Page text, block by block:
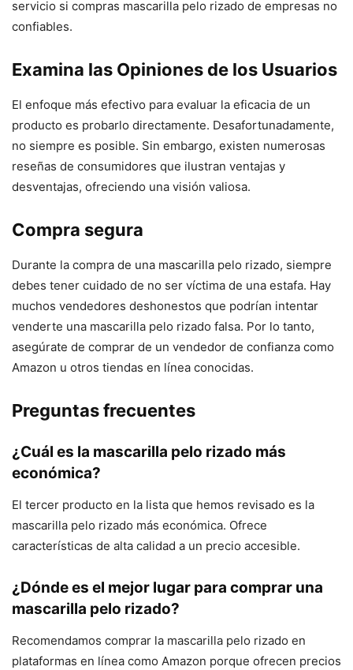
servicio si compras mascarilla pelo rizado de empresas no
confiables.
Examina las Opiniones de los Usuarios
El enfoque más efectivo para evaluar la eficacia de un
producto es probarlo directamente. Desafortunadamente,
no siempre es posible. Sin embargo, existen numerosas
reseñas de consumidores que ilustran ventajas y
desventajas, ofreciendo una visión valiosa.
Compra segura
Durante la compra de una mascarilla pelo rizado, siempre
debes tener cuidado de no ser víctima de una estafa. Hay
muchos vendedores deshonestos que podrían intentar
venderte una mascarilla pelo rizado falsa. Por lo tanto,
asegúrate de comprar de un vendedor de confianza como
Amazon u otros tiendas en línea conocidas.
Preguntas frecuentes
¿Cuál es la mascarilla pelo rizado más
económica?
El tercer producto en la lista que hemos revisado es la
mascarilla pelo rizado más económica. Ofrece
características de alta calidad a un precio accesible.
¿Dónde es el mejor lugar para comprar una
mascarilla pelo rizado?
Recomendamos comprar la mascarilla pelo rizado en
plataformas en línea como Amazon porque ofrecen precios